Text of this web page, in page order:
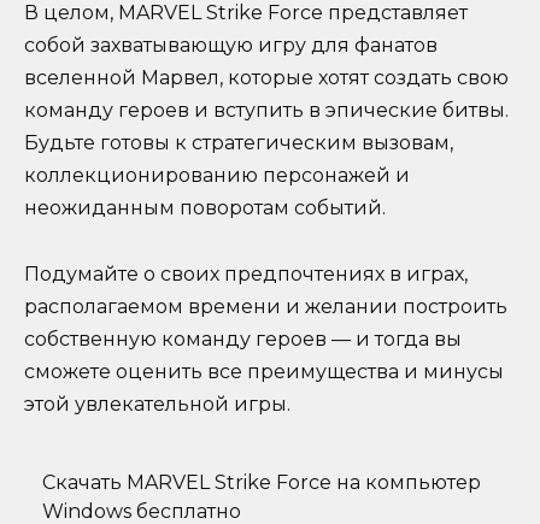
В целом, MARVEL Strike Force представляет
собой захватывающую игру для фанатов
вселенной Марвел, которые хотят создать свою
команду героев и вступить в эпические битвы.
Будьте готовы к стратегическим вызовам,
коллекционированию персонажей и
неожиданным поворотам событий.
Подумайте о своих предпочтениях в играх,
располагаемом времени и желании построить
собственную команду героев — и тогда вы
сможете оценить все преимущества и минусы
этой увлекательной игры.
Скачать MARVEL Strike Force на компьютер
Windows бесплатно